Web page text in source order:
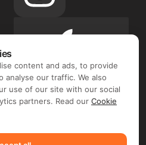
App
Store
content and ads, to provide
analyse our traffic. We also
use of our site with our social
partners. Read our Cookie